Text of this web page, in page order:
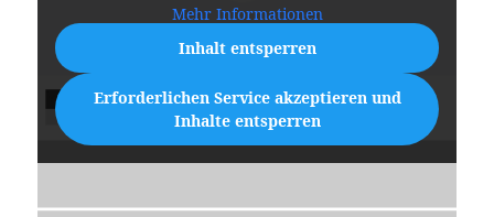
Mehr Informationen
Inhalt entsperren
Erforderlichen Service akzeptieren und
Inhalte entsperren